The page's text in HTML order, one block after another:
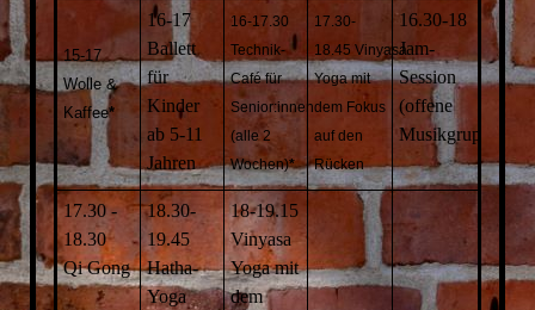
15-17
Wolle &
Kaffee*
16-17
Ballett
für
Kinder
ab 5-11
Jahren
16-17.30
Technik-
Café für
Senior:innen
(alle 2
Wochen)*
17.30-
18.45 Vinyasa
Yoga mit
dem Fokus
auf den
Rücken
16.30-18
Jam-
Session
(offene
Musikgruppe)
17.30 -
18.30
Qi Gong
18.30-
19.45
Hatha-
Yoga
18-19.15
Vinyasa
Yoga mit
dem